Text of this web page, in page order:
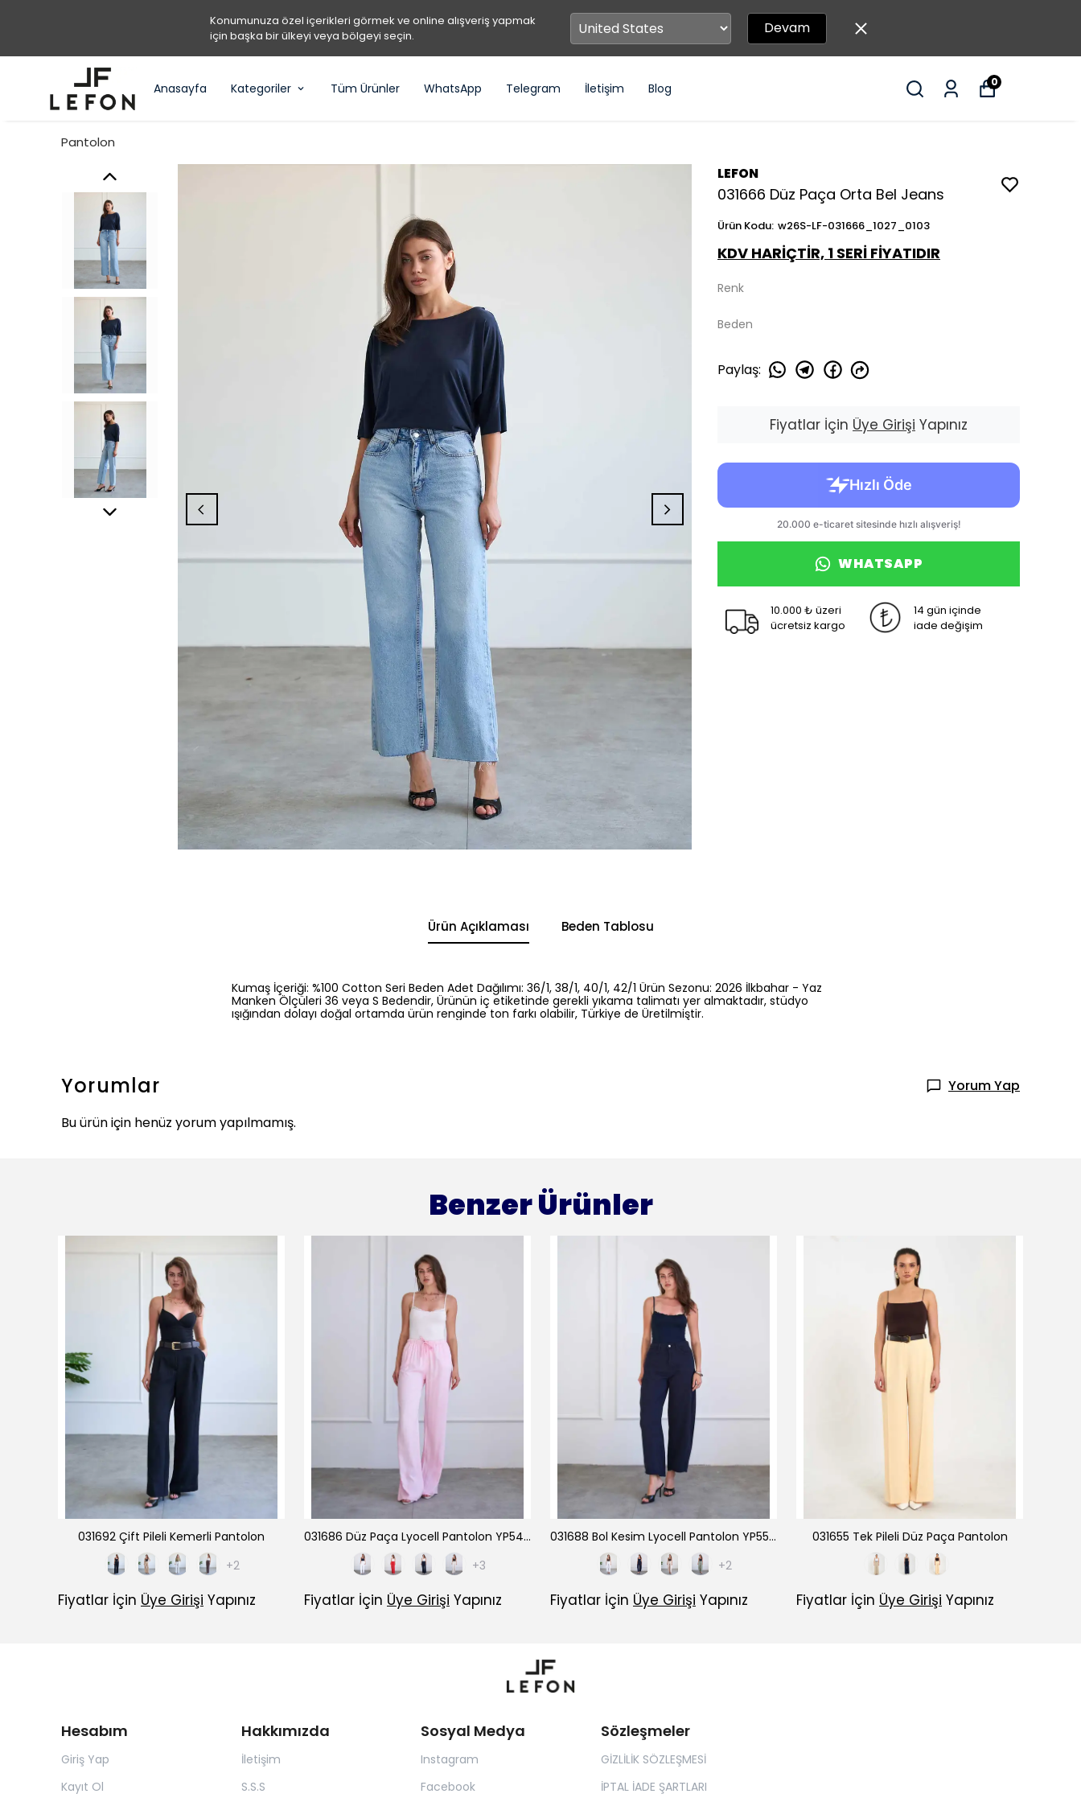
Konumunuza özel içerikleri görmek ve online alışveriş yapmak
için başka bir ülkeyi veya bölgeyi seçin.
Devam
Anasayfa Kategoriler Tüm Ürünler WhatsApp Telegram İletişim Blog 0
Pantolon
LEFON
031666 Düz Paça Orta Bel Jeans
Ürün Kodu: w26S-LF-031666_1027_0103
KDV HARİÇTİR, 1 SERİ FİYATIDIR
Renk
Beden
Paylaş:
Fiyatlar İçin Üye Girişi Yapınız
WHATSAPP
10.000 ₺ üzeri
ücretsiz kargo
14 gün içinde
iade değişim
Ürün Açıklaması Beden Tablosu
Kumaş İçeriği: %100 Cotton Seri Beden Adet Dağılımı: 36/1, 38/1, 40/1, 42/1 Ürün Sezonu: 2026 İlkbahar - Yaz
Manken Ölçüleri 36 veya S Bedendir, Ürünün iç etiketinde gerekli yıkama talimatı yer almaktadır, stüdyo
ışığından dolayı doğal ortamda ürün renginde ton farkı olabilir, Türkiye de Üretilmiştir.
Yorumlar
Yorum Yap
Bu ürün için henüz yorum yapılmamış.
Benzer Ürünler
031692 Çift Pileli Kemerli Pantolon
+2
Fiyatlar İçin Üye Girişi Yapınız
031686 Düz Paça Lyocell Pantolon YP5424
+3
Fiyatlar İçin Üye Girişi Yapınız
031688 Bol Kesim Lyocell Pantolon YP5596
+2
Fiyatlar İçin Üye Girişi Yapınız
031655 Tek Pileli Düz Paça Pantolon
Fiyatlar İçin Üye Girişi Yapınız
Hesabım
Giriş Yap
Kayıt Ol
Hakkımızda
İletişim
S.S.S
Sosyal Medya
Instagram
Facebook
Sözleşmeler
GİZLİLİK SÖZLEŞMESİ
İPTAL İADE ŞARTLARI